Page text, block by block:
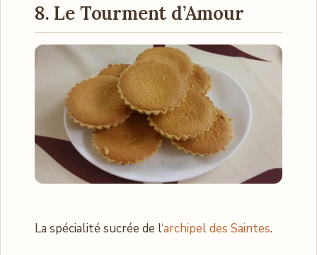
8. Le Tourment d’Amour
La spécialité sucrée de l‘archipel des Saintes.